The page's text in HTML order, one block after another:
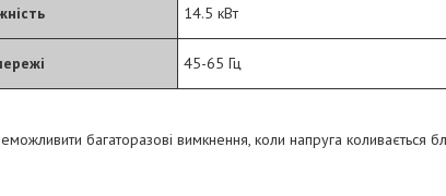
14.5 кВт
45-65 Гц
багаторазові вимкнення, коли напруга коливається